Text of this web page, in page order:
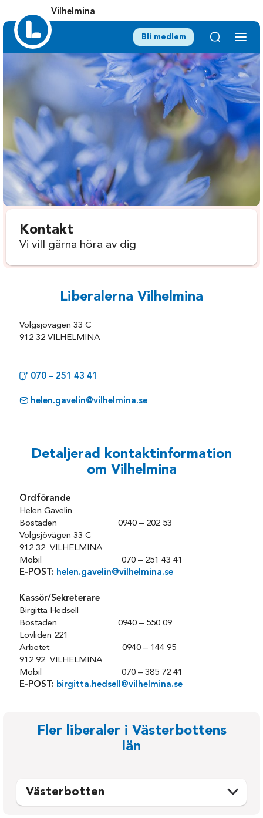
Vilhelmina
Bli medlem
Kontakt
Vi vill gärna höra av dig
Liberalerna Vilhelmina
Volgsjövägen 33 C
912 32 VILHELMINA
070 – 251 43 41
helen.gavelin@vilhelmina.se
Detaljerad kontaktinformation
om Vilhelmina
Ordförande
Helen Gavelin
Bostaden 0940 – 202 53
Volgsjövägen 33 C
912 32 VILHELMINA
Mobil 070 – 251 43 41
E-POST: helen.gavelin@vilhelmina.se
Kassör/Sekreterare
Birgitta Hedsell
Bostaden 0940 – 550 09
Lövliden 221
Arbetet 0940 – 144 95
912 92 VILHELMINA
Mobil 070 – 385 72 41
E-POST: birgitta.hedsell@vilhelmina.se
Fler liberaler i Västerbottens
län
Västerbotten